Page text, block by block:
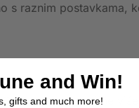
s raznim postavkama,
e-tekućine
and Win!
gifts and much more!